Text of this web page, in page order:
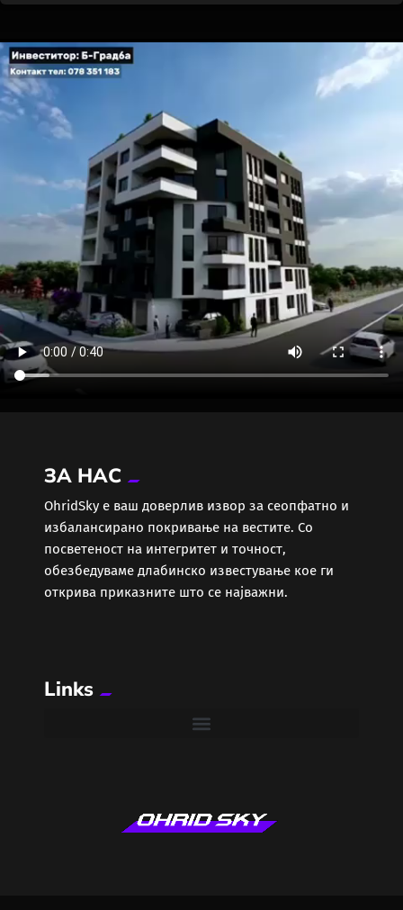
ЗА НАС
ОhridSky е ваш доверлив извор за сеопфатно и
избалансирано покривање на вестите. Со
посветеност на интегритет и точност,
обезбедуваме длабинско известување кое ги
открива приказните што се најважни.
Links